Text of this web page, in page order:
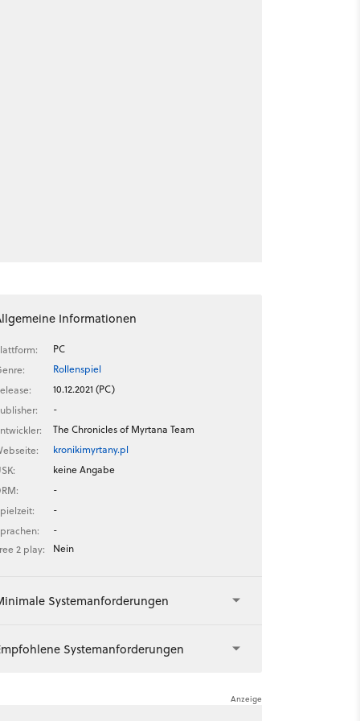
Informationen
PC
Rollenspiel
10.12.2021 (PC)
-
The Chronicles of Myrtana Team
kronikimyrtany.pl
keine Angabe
-
-
-
2 play:
Nein
Systemanforderungen
Systemanforderungen